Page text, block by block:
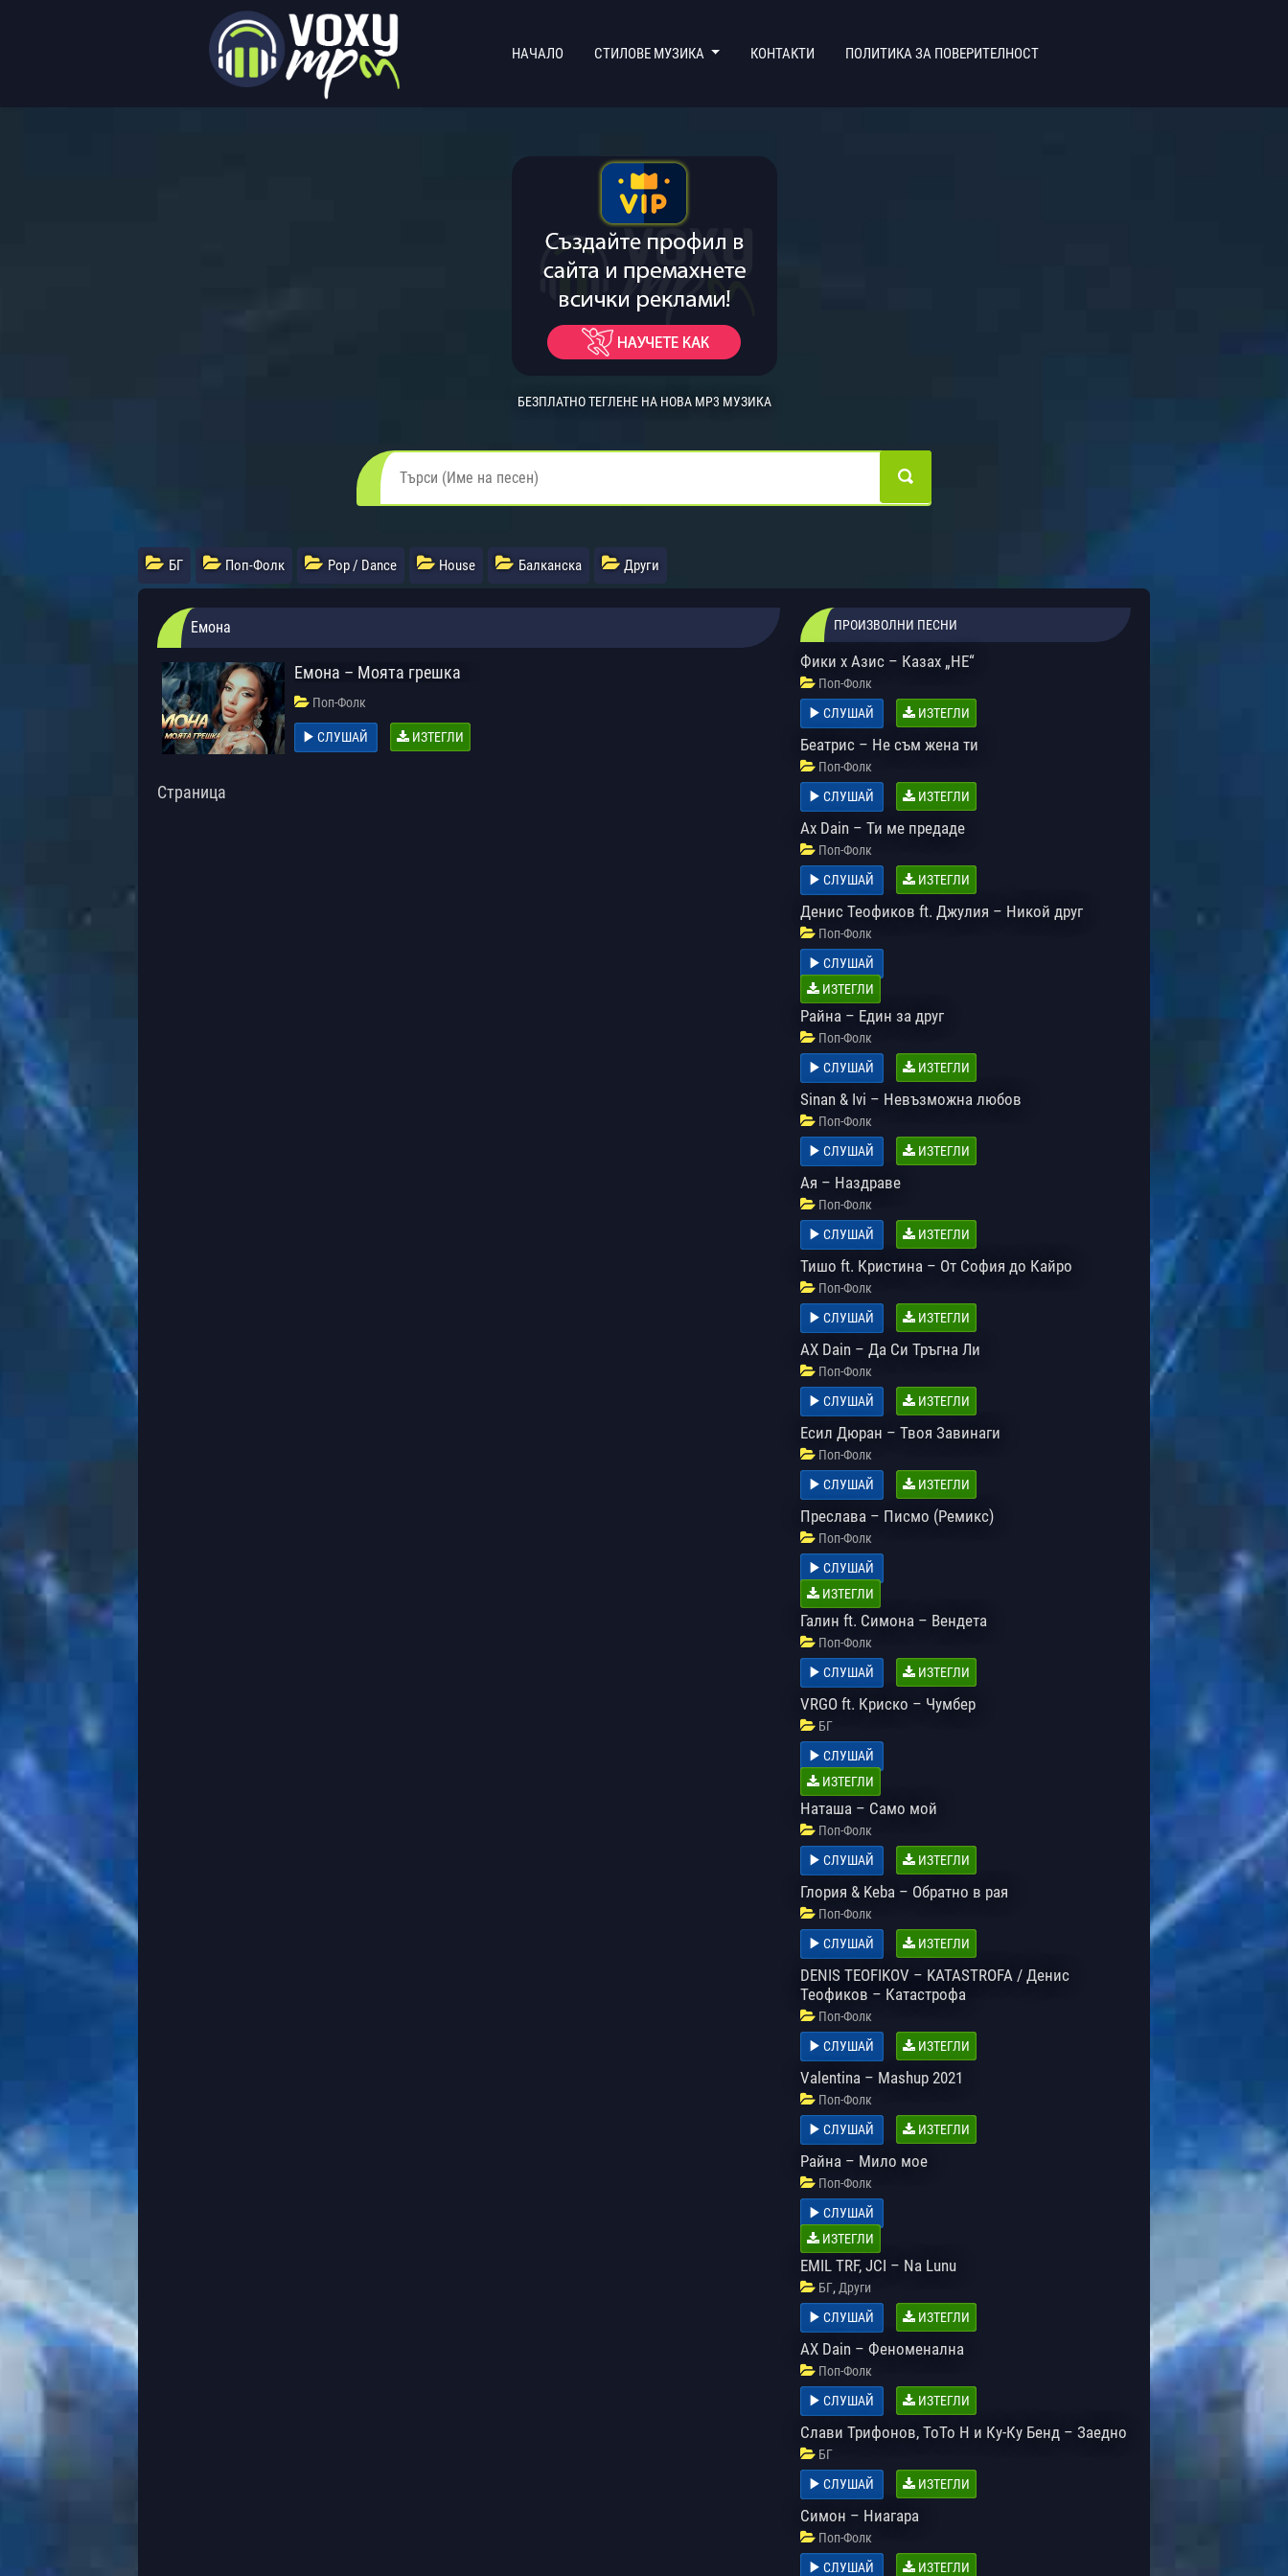
НАЧАЛО (CURRENT)
СТИЛОВЕ МУЗИКА КОНТАКТИ ПОЛИТИКА ЗА ПОВЕРИТЕЛНОСТ
БЕЗПЛАТНО ТЕГЛЕНЕ НА НОВА MP3 МУЗИКА
БГ Поп-Фолк Pop / Dance House Балканска Други
Емона
Емона – Моята грешка
Поп-Фолк
СЛУШАЙ ИЗТЕГЛИ
Страница
ПРОИЗВОЛНИ ПЕСНИ
Фики x Азис – Казах „НЕ“
Поп-Фолк
СЛУШАЙ
ИЗТЕГЛИ
Беатрис – Не съм жена ти
Поп-Фолк
СЛУШАЙ
ИЗТЕГЛИ
Ax Dain – Ти ме предаде
Поп-Фолк
СЛУШАЙ
ИЗТЕГЛИ
Денис Теофиков ft. Джулия – Никой друг
Поп-Фолк
СЛУШАЙ
ИЗТЕГЛИ
Райна – Един за друг
Поп-Фолк
СЛУШАЙ
ИЗТЕГЛИ
Sinan & Ivi – Невъзможна любов
Поп-Фолк
СЛУШАЙ
ИЗТЕГЛИ
Ая – Наздраве
Поп-Фолк
СЛУШАЙ
ИЗТЕГЛИ
Тишо ft. Кристина – От София до Кайро
Поп-Фолк
СЛУШАЙ
ИЗТЕГЛИ
AX Dain – Да Си Тръгна Ли
Поп-Фолк
СЛУШАЙ
ИЗТЕГЛИ
Есил Дюран – Твоя Завинаги
Поп-Фолк
СЛУШАЙ
ИЗТЕГЛИ
Преслава – Писмо (Ремикс)
Поп-Фолк
СЛУШАЙ
ИЗТЕГЛИ
Галин ft. Симона – Вендета
Поп-Фолк
СЛУШАЙ
ИЗТЕГЛИ
VRGO ft. Криско – Чумбер
БГ
СЛУШАЙ
ИЗТЕГЛИ
Наташа – Само мой
Поп-Фолк
СЛУШАЙ
ИЗТЕГЛИ
Глория & Keba – Обратно в рая
Поп-Фолк
СЛУШАЙ
ИЗТЕГЛИ
DENIS TEOFIKOV – KATASTROFA / Денис
Теофиков – Катастрофа
Поп-Фолк
СЛУШАЙ
ИЗТЕГЛИ
Valentina – Mashup 2021
Поп-Фолк
СЛУШАЙ
ИЗТЕГЛИ
Райна – Мило мое
Поп-Фолк
СЛУШАЙ
ИЗТЕГЛИ
EMIL TRF, JCI – Na Lunu
БГ, Други
СЛУШАЙ
ИЗТЕГЛИ
AX Dain – Феноменална
Поп-Фолк
СЛУШАЙ
ИЗТЕГЛИ
Слави Трифонов, ToTo H и Ку-Ку Бенд – Заедно
БГ
СЛУШАЙ
ИЗТЕГЛИ
Симон – Ниагара
Поп-Фолк
СЛУШАЙ
ИЗТЕГЛИ